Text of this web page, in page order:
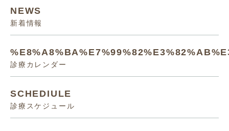
NEWS
新着情報
診療カレンダー
SCHEDIULE
診療スケジュール